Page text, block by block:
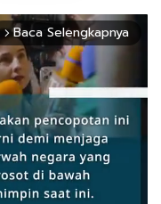
arrow_forward_ios Baca Selengkapnya